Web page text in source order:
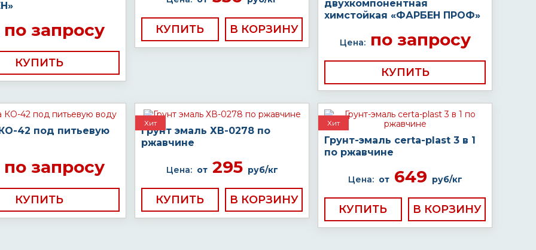
запросу
КУПИТЬ
КУПИТЬ
двухкомпонентная
химстойкая «ФАРБЕН ПРОФ»
Цена:по запросу
КУПИТЬ
42 под питьевую
запросу
КУПИТЬ
Хит
Грунт эмаль ХВ-0278 по
ржавчине
Цена: от295 руб/кг
КУПИТЬ
Хит
Грунт-эмаль certa-plast 3 в 1
по ржавчине
Цена: от649 руб/кг
КУПИТЬ